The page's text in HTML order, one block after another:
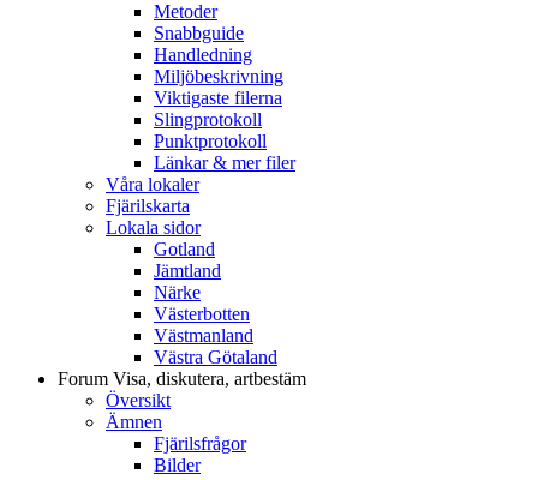
Metoder
Snabbguide
Handledning
Miljöbeskrivning
Viktigaste filerna
Slingprotokoll
Punktprotokoll
Länkar & mer filer
Våra lokaler
Fjärilskarta
Lokala sidor
Gotland
Jämtland
Närke
Västerbotten
Västmanland
Västra Götaland
Forum Visa, diskutera, artbestäm
Översikt
Ämnen
Fjärilsfrågor
Bilder